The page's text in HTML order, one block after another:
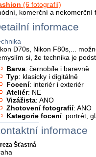
(6 fotografií)
komerční a nekomerční
informace
D70s, Nikon F80s,...
si, že technika je
Barva: černobíle i barevně
Typ: klasicky i digitálně
Focení: interiér i exteriér
Ateliér: NE
Vizážista: ANO
Zhotovení fotografií: ANO
Kategorie focení: portrét,
informace
Šťastná